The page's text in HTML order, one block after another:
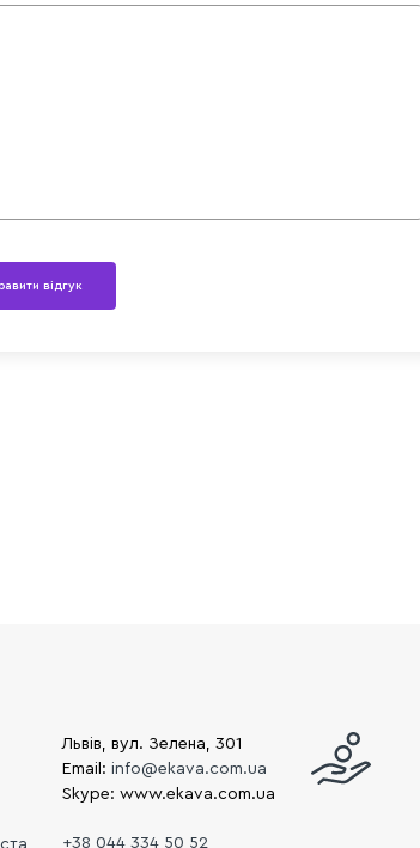
відгук
Львів, вул. Зелена, 301
Email:info@ekava.com.ua
Skype: www.ekava.com.ua
+38 044 334 50 52